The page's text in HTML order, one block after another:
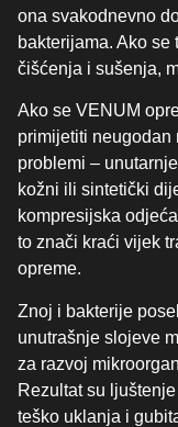
ona svakodnevno
bakterijama. Ako
čišćenja i sušenja,
Ako se VENUM
primijetiti
problemi –
kožni ili sintetički
kompresijska
to znači kraći vijek
opreme.
Znoj i bakterije
unutrašnje slojeve
za razvoj
Rezultat su
teško uklanja i